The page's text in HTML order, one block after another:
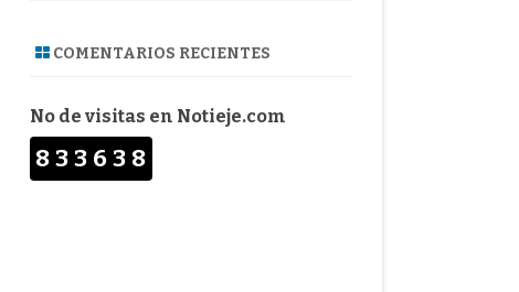
COMENTARIOS RECIENTES
No de visitas en Notieje.com
833638